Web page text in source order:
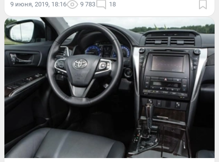
9 июня, 2019, 18:16 9 783 18